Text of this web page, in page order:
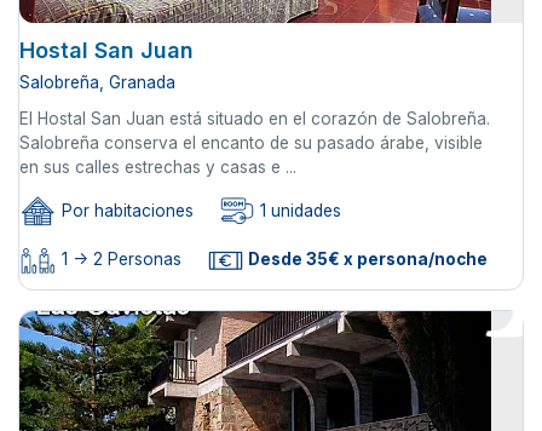
Hostal San Juan
Salobreña, Granada
El Hostal San Juan está situado en el corazón de Salobreña.
Salobreña conserva el encanto de su pasado árabe, visible
en sus calles estrechas y casas e ...
Por habitaciones 1 unidades
1 -> 2 Personas Desde 35€ x persona/noche